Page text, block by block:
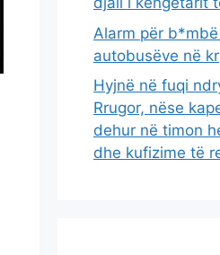
Alarm për
autobusëve në
Hyjnë në fuqi
Rrugor, nëse
dehur në timon
dhe kufizime të